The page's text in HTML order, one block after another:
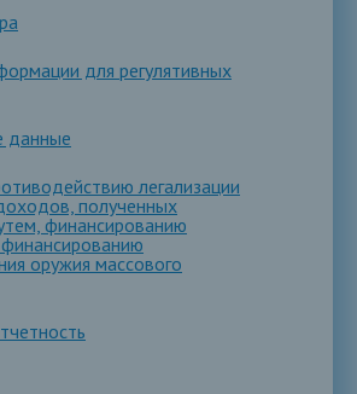
для регулятивных
данные
легализации
полученных
финансированию
оружия массового